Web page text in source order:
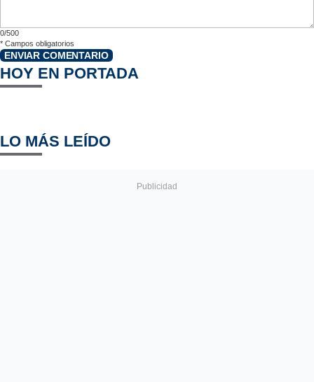
0/500
* Campos obligatorios
ENVIAR COMENTARIO
HOY EN PORTADA
LO MÁS LEÍDO